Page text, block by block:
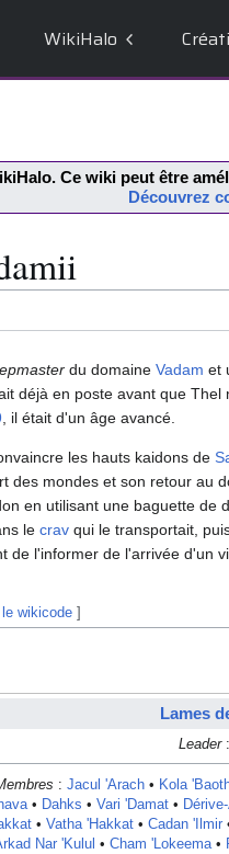
WikiHalo
. Ce wiki peut être
Découvrez
du domaine Vadam et
déjà en poste avant que Thel
, il était d'un âge avancé.
les hauts kaidons de
des mondes et son retour au
en utilisant une baguette de
le crav qui le transportait,
de l'informer de l'arrivée d'un
wikicode ]
Lames
Leader:
: Jacul 'Arach • Kola
• Dahks • Vari 'Damat •
• Vatha 'Hakkat • Cadan 'Ilmir
Nar 'Kulul • Cham 'Lokeema•